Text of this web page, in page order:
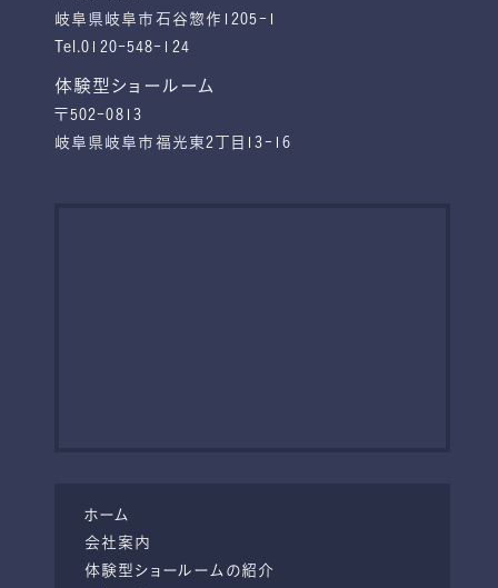
岐阜県岐阜市石谷惣作1205-1
Tel.0120-548-124
体験型ショールーム
〒502-0813
岐阜県岐阜市福光東2丁目13-16
ホーム
会社案内
体験型ショールームの紹介